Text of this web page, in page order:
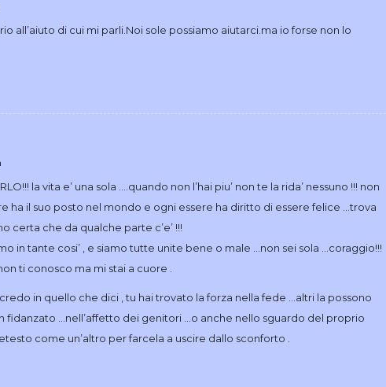
all’aiuto di cui mi parli.Noi sole possiamo aiutarci.ma io forse non lo
la vita e’ una sola ….quando non l’hai piu’ non te la rida’ nessuno !!! non
ha il suo posto nel mondo e ogni essere ha diritto di essere felice …trova
certa che da qualche parte c’e’ !!!
in tante cosi’ , e siamo tutte unite bene o male …non sei sola …coraggio!!!
ti conosco ma mi stai a cuore .
in quello che dici , tu hai trovato la forza nella fede …altri la possono
fidanzato …nell’affetto dei genitori …o anche nello sguardo del proprio
come un’altro per farcela a uscire dallo sconforto .